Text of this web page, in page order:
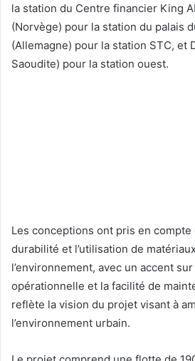
la station du Centre financier King
(Norvège) pour la station du palais
(Allemagne) pour la station STC, et
Saoudite) pour la station ouest.
Les conceptions ont pris en
durabilité et l’utilisation de
l’environnement, avec un accent sur
opérationnelle et la facilité de
reflète la vision du projet visant à
l’environnement urbain.